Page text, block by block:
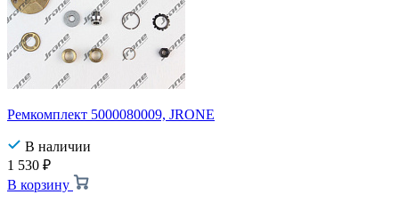
Ремкомплект 5000080009, JRONE
В наличии
1 530 ₽
В корзину